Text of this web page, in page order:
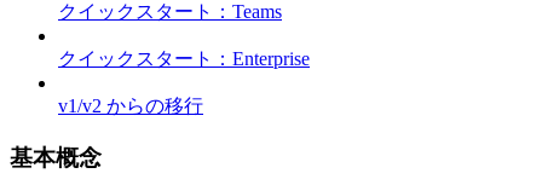
クイックスタート：Teams
クイックスタート：Enterprise
v1/v2 からの移行
基本概念